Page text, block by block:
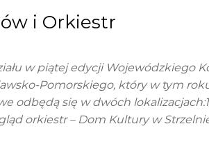
i Orkiestr
w piątej edycji Wojewódzkiego
Pomorskiego, który w tym
odbędą się w dwóch
orkiestr – Dom Kultury w